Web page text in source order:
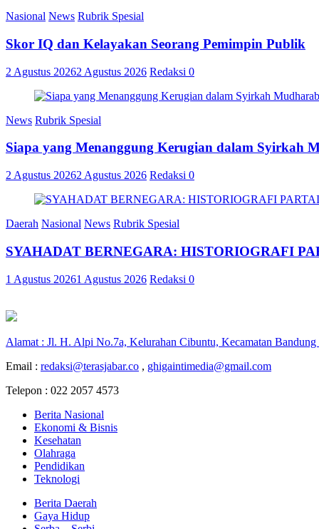
Nasional News Rubrik Spesial
Skor IQ dan Kelayakan Seorang Pemimpin Publik
2 Agustus 20262 Agustus 2026 Redaksi 0
News Rubrik Spesial
Siapa yang Menanggung Kerugian dalam Syirkah
2 Agustus 20262 Agustus 2026 Redaksi 0
Daerah Nasional News Rubrik Spesial
SYAHADAT BERNEGARA: HISTORIOGRAFI
1 Agustus 20261 Agustus 2026 Redaksi 0
Alamat : Jl. H. Alpi No.7a, Kelurahan Cibuntu, Kecamatan
Email : redaksi@terasjabar.co , ghigaintimedia@gmail.com
Telepon : 022 2057 4573
Berita Nasional
Ekonomi & Bisnis
Kesehatan
Olahraga
Pendidikan
Teknologi
Berita Daerah
Gaya Hidup